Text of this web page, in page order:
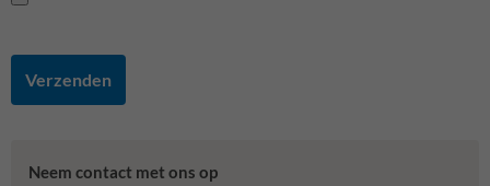
Verzenden
Neem contact met ons op